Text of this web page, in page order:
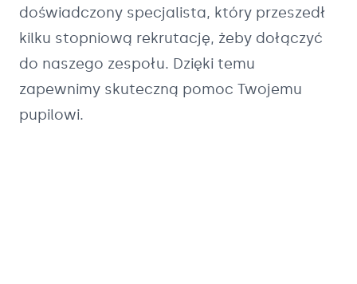
doświadczony specjalista, który przeszedł
kilku stopniową rekrutację, żeby dołączyć
do naszego zespołu. Dzięki temu
zapewnimy skuteczną pomoc Twojemu
pupilowi.